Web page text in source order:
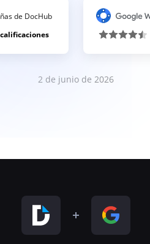
de DocHub
2 de junio de 2026